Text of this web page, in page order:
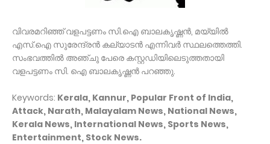
വിവരമറിഞ്ഞ് വളപട്ടണം സി.ഐ ബാലകൃഷ്ണന്‍, മയ്യില്‍
എസ്.ഐ സുരേന്ദ്രന്‍ കല്യാടന്‍ എന്നിവര്‍ സ്ഥലത്തെത്തി.
സംഭവത്തില്‍ അഞ്ചു പേരെ കസ്റ്റഡിയിലെടുത്തതായി
വളപട്ടണം സി. ഐ ബാലകൃഷ്ണന്‍ പറഞ്ഞു.
Keywords: Kerala, Kannur, Popular Front of India,
Attack, Narath, Malayalam News, National News,
Kerala News, International News, Sports News,
Entertainment, Stock News.